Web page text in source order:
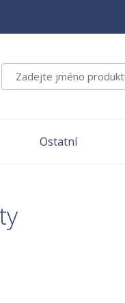
Ostatní